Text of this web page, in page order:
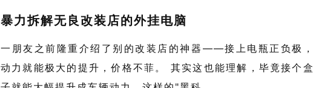
暴力拆解无良改装店的外挂电脑
一朋友之前隆重介绍了别的改装店的神器——接上电瓶正负极，
动力就能极大的提升，价格不菲。 其实这也能理解，毕竟接个盒